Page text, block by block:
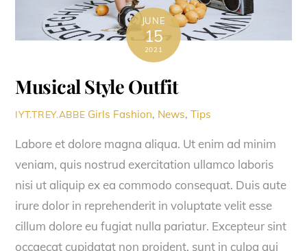
JUNE
15
2021
Musical Style Outfit
IYT.TREY.ABBE Girls Fashion, News,Tips
Labore et dolore magna aliqua. Ut enim ad minim
veniam, quis nostrud exercitation ullamco laboris
nisi ut aliquip ex ea commodo consequat. Duis aute
irure dolor in reprehenderit in voluptate velit esse
cillum dolore eu fugiat nulla pariatur. Excepteur sint
occaecat cupidatat non proident, sunt in culpa qui